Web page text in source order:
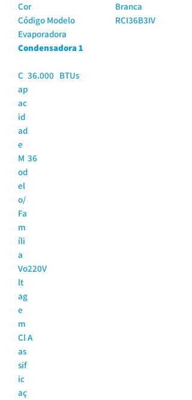
Cor
Branca
Código Modelo
Evaporadora
RCI36B3IV
Condensadora 1
C
ap
ac
id
ad
e
36.000 BTUs
M
od
el
o/
Fa
m
íli
a
36
Vo
lt
ag
e
m
220V
Cl
as
sif
ic
aç
A